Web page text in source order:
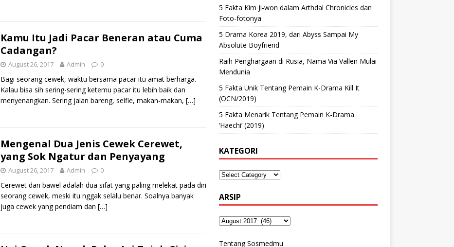
Kamu Itu Jadi Pacar Beneran atau Cuma
Cadangan?
August 26, 2017 Admin 0
Bagi seorang cewek, waktu bersama pacar itu amat berharga.
Kalau bisa sih sering-sering ketemu pacar itu lebih baik dan
menyenangkan. Sering jalan bareng, selfie, makan-makan, […]
Mengenal Dua Jenis Cewek Cerewet,
yang Sok Ngatur dan Penyayang
August 26, 2017 Admin 0
Cerewet dan bawel adalah dua sifat yang paling melekat pada diri
seorang cewek, meski itu nggak selalu benar. Soalnya banyak
juga cewek yang pendiam dan […]
5 Fakta Kim Ji-won dalam Arthdal Chronicles dan
Foto-fotonya
5 Drama Korea 2019, dari Abyss Sampai My
Absolute Boyfriend
Raih Penghargaan di Rusia, Nama Via Vallen Mulai
Mendunia
5 Fakta Unik Tentang Pemain K-Drama Kill It
(OCN/2019)
5 Fakta Menarik Tentang Pemain K-Drama
‘Haechi’ (2019)
KATEGORI
ARSIP
Tentang Sosmedmu